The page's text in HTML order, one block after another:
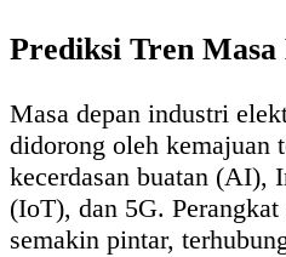
Prediksi Tren Masa
Masa depan industri
didorong oleh kemajuan
kecerdasan buatan (AI),
(IoT), dan 5G.
semakin pintar,